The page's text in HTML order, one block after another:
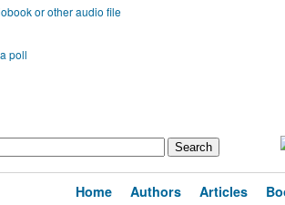
or other audio file
poll
Home Authors Articles